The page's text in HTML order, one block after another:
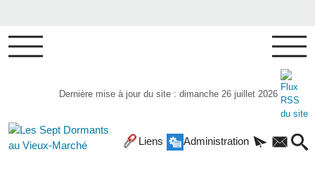
Dernière mise à jour du site : dimanche 26 juillet 2026
Liens Administration